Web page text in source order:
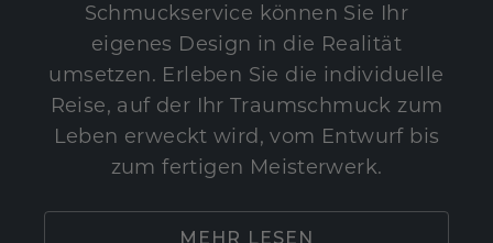
Schmuckservice können Sie Ihr
eigenes Design in die Realität
umsetzen. Erleben Sie die individuelle
Reise, auf der Ihr Traumschmuck zum
Leben erweckt wird, vom Entwurf bis
zum fertigen Meisterwerk.
MEHR LESEN